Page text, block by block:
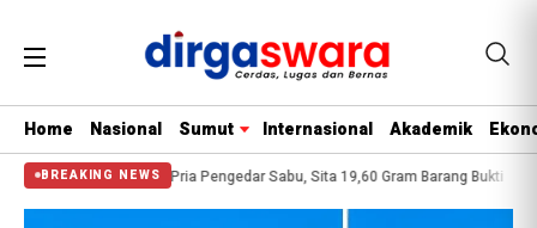
Home Nasional Sumut Internasional Akademik
BREAKING NEWS
Amankan Pria Pengedar Sabu, Sita 19,60 Gram Barang Bukti